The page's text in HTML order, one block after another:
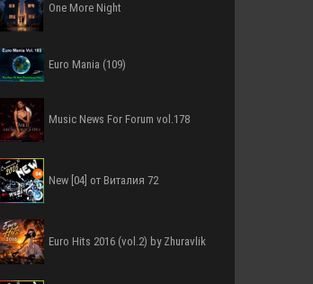
One More Night
Euro Mania (109)
Music News For Forum vol.178
New [04] от Виталия 72
Euro Hits 2016 (vol.2) by Zhuravlik